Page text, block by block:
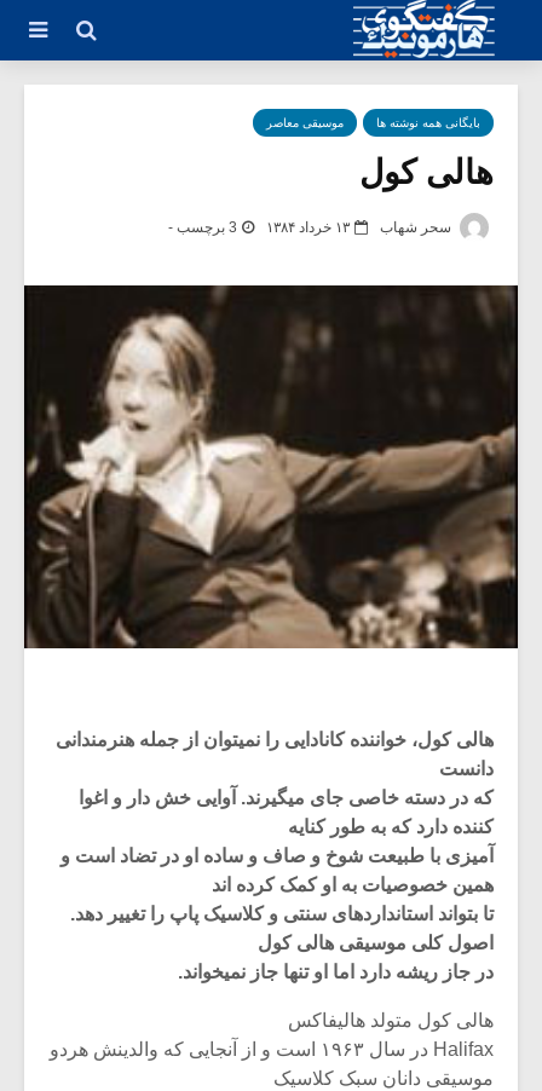
بایگانی همه نوشته ها موسیقی معاصر
هالی کول
سحر شهاب ۱۳ خرداد ۱۳۸۴ 3 برچسب -
هالی کول، خواننده کانادایی را نمیتوان از جمله هنرمندانی
دانست
که در دسته خاصی جای میگیرند. آوایی خش دار و اغوا
کننده دارد که به طور کنایه
آمیزی با طبیعت شوخ و صاف و ساده او در تضاد است و
همین خصوصیات به او کمک کرده اند
تا بتواند استانداردهای سنتی و کلاسیک پاپ را تغییر دهد.
اصول کلی موسیقی هالی کول
در جاز ریشه دارد اما او تنها جاز نمیخواند.
هالی کول متولد هالیفاکس
Halifax در سال ۱۹۶۳ است و از آنجایی که والدینش هردو
موسیقی دانان سبک کلاسیک